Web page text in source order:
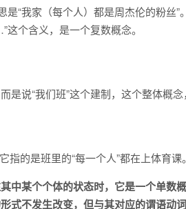
“我家（每个人）都是周杰伦的粉丝”
个含义，是一个复数概念。
说“我们班”这个建制，这个整体概念
的是班里的“每一个人”都在上体育课。
中某个个体的状态时，它是一个单数
式不发生改变，但与其对应的谓语动